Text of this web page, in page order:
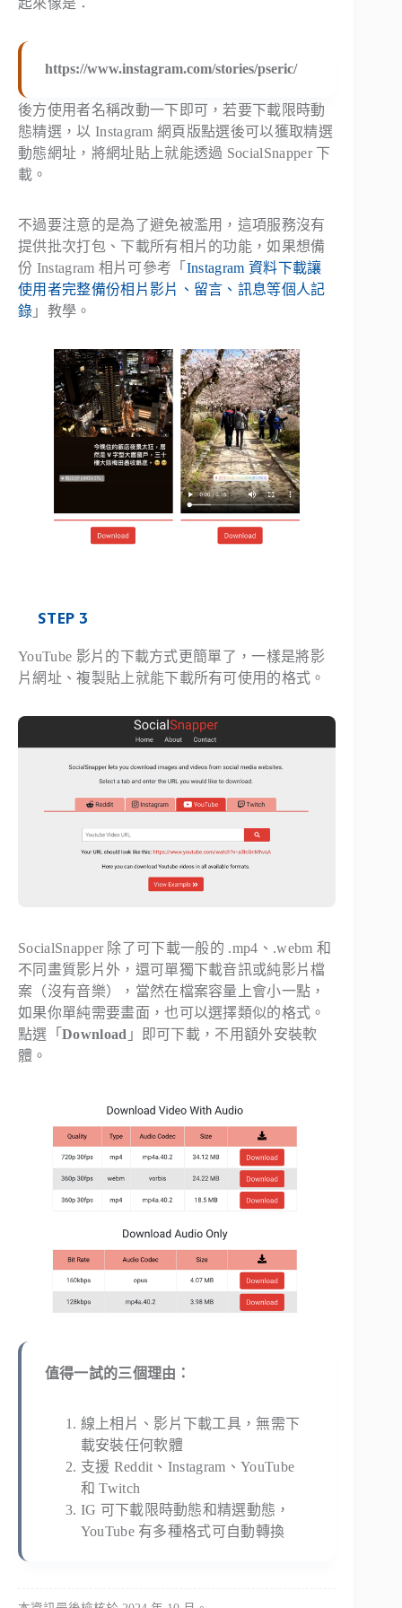
https://www.instagram.com/stories/pseric/
後方使用者名稱改動一下即可，若要下載限時動
態精選，以 Instagram 網頁版點選後可以獲取精選
動態網址，將網址貼上就能透過 SocialSnapper 下
載。
不過要注意的是為了避免被濫用，這項服務沒有
提供批次打包、下載所有相片的功能，如果想備
份 Instagram 相片可參考「 Instagram 資料下載讓
使用者完整備份相片影片、留言、訊息等個人記
錄 」教學。
STEP 3
YouTube 影片的下載方式更簡單了，一樣是將影
片網址、複製貼上就能下載所有可使用的格式。
SocialSnapper 除了可下載一般的 .mp4、.webm 和
不同畫質影片外，還可單獨下載音訊或純影片檔
案（沒有音樂），當然在檔案容量上會小一點，
如果你單純需要畫面，也可以選擇類似的格式。
點選「 Download 」即可下載，不用額外安裝軟
體。
值得一試的三個理由：
線上相片、影片下載工具，無需下
載安裝任何軟體
支援 Reddit、Instagram、YouTube
和 Twitch
IG 可下載限時動態和精選動態，
YouTube 有多種格式可自動轉換